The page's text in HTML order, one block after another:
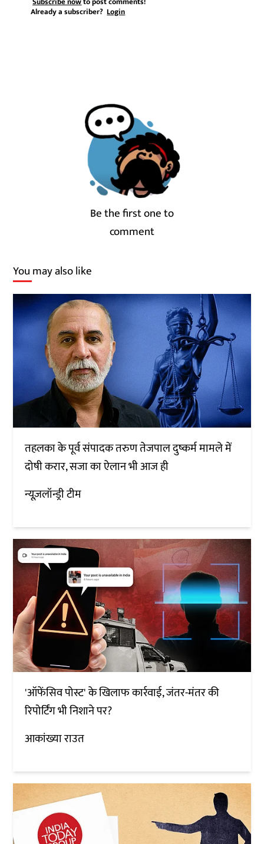
Already a subscriber?Login
Be the first one to
comment
You may also like
तहलका के पूर्व संपादक तरुण तेजपाल दुष्कर्म मामले में
दोषी करार, सजा का ऐलान भी आज ही
न्यूज़लॉन्ड्री टीम
'ऑफेंसिव पोस्ट' के खिलाफ कार्रवाई, जंतर-मंतर की
रिपोर्टिंग भी निशाने पर?
आकांख्या राउत